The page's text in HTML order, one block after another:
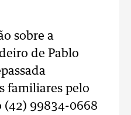
sobre a
de Pablo
familiares pelo
99834-0668